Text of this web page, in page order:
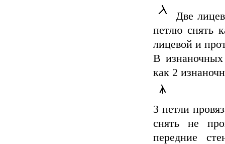
Две
петлю снять
лицевой и
В изнаночных
как 2
3 петли
снять не
передние